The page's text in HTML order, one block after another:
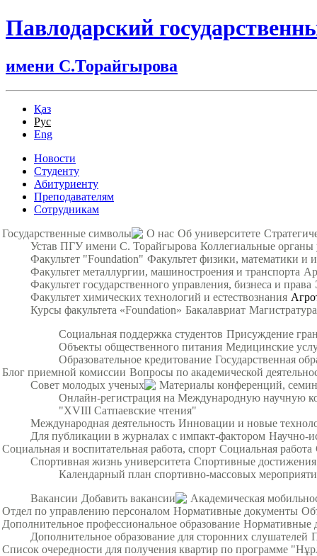
Павлодарский
имени С.Торайгырова
Қаз
Рус
Eng
Новости
Студенту
Абитуриенту
Преподавателям
Сотрудникам
Государственные символы
О нас Об университете
Устав ПГУ имени С. Торайгырова Коллегиальные органы
Факультет "Foundation" Факультет физики, математики и
Факультет металлургии, машиностроения и транспорта
Факультет государственного управления, бизнеса и права
Факультет химических технологий и естествознания
Курсы факультета «Foundation» Бакалавриат Магистратура
Социальная поддержка студентов Присуждение
Объекты общественного питания Медицинские
Образовательное кредитование Государственная
Блог приемной комиссии Вопросы по академической
Совет молодых ученых
Материалы конференций,
Онлайн-регистрация на Международную научную
"XVIII Сатпаевские чтения"
Международная деятельность Инновации и новые
Для публикации в журналах с импакт-фактором Научно-
Социальная и воспитательная работа, спорт Социальная работа
Спортивная жизнь университета Спортивные достижения
Календарный план спортивно-массовых
Вакансии Добавить вакансии
Академическая
Отдел по управлению персоналом Нормативные документы
Дополнительное профессиональное образование Нормативные
Дополнительное образование для сторонних слушателей
Список очередности для получения квартир по программе